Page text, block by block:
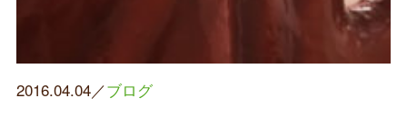
2016.04.04／ブログ